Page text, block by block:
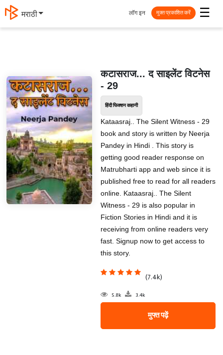
मराठी ☰
लॉग इन मुक्त प्रकाशित करें
कटासराज... द साइलेंट विटनेस
- 29
हिंदी फिक्शन कहानी
Kataasraj.. The Silent Witness - 29
book and story is written by Neerja
Pandey in Hindi . This story is
getting good reader response on
Matrubharti app and web since it is
published free to read for all readers
online. Kataasraj.. The Silent
Witness - 29 is also popular in
Fiction Stories in Hindi and it is
receiving from online readers very
fast. Signup now to get access to
this story.
(7.4k)
5.8k 3.4k
मुफ्त पढ़ें